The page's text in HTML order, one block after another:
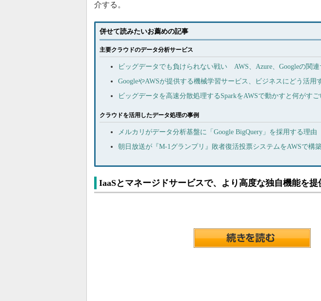
介する。
併せて読みたいお薦めの記事
主要クラウドのデータ分析サービス
ビッグデータでも負けられない戦い AWS、Azure、Googleの関
GoogleやAWSが提供する機械学習サービス、ビジネスにどう活用
ビッグデータを高速分散処理するSparkをAWSで動かすと何がす
クラウドを活用したデータ処理の事例
メルカリがデータ分析基盤に「Google BigQuery」を採用する理由
朝日放送が『M-1グランプリ』敗者復活投票システムをAWSで構
IaaSとマネージドサービスで、より高度な独自機能を